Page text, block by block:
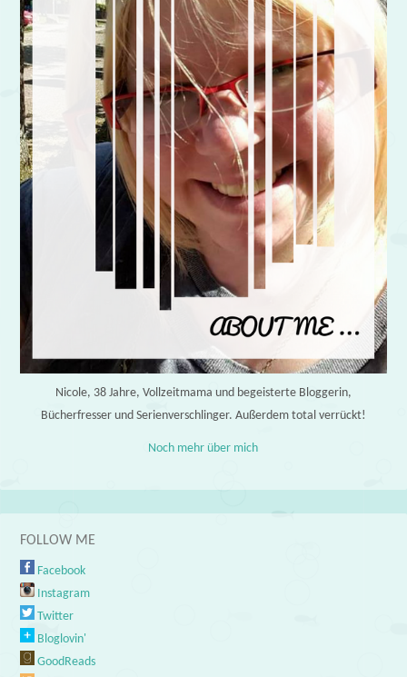
Nicole, 38 Jahre, Vollzeitmama und begeisterte Bloggerin,
Bücherfresser und Serienverschlinger. Außerdem total verrückt!
Noch mehr über mich
FOLLOW ME
Facebook
Instagram
Twitter
Bloglovin'
GoodReads